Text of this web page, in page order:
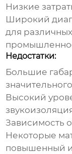
Низкие
Широкий
для
Недостатки:
Большие
Высокий
Зависимость
Некоторые
повышенный